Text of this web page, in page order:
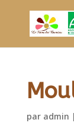
par admin |